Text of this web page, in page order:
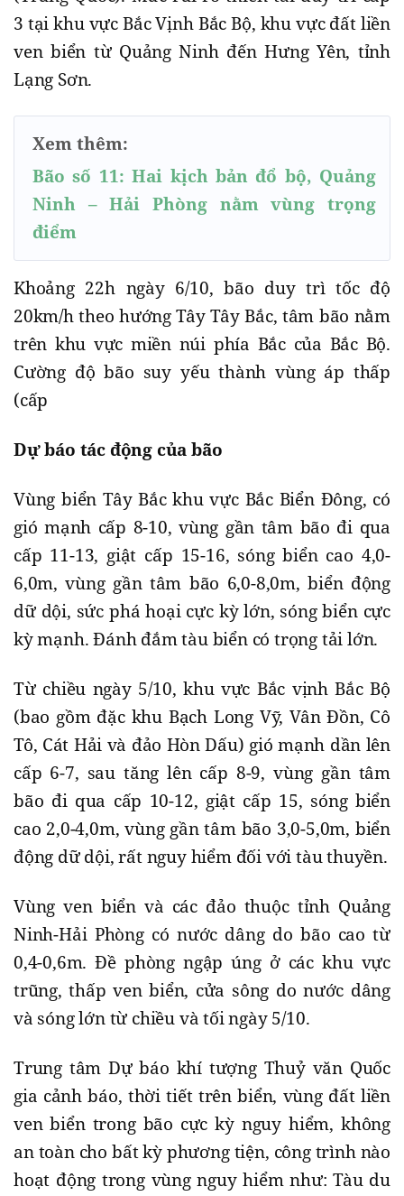
3 tại khu vực Bắc Vịnh Bắc Bộ, khu vực đất liền
ven biển từ Quảng Ninh đến Hưng Yên, tỉnh
Lạng Sơn.
Xem thêm:
Bão số 11: Hai kịch bản đổ bộ, Quảng
Ninh – Hải Phòng nằm vùng trọng
điểm
Khoảng 22h ngày 6/10, bão duy trì tốc độ
20km/h theo hướng Tây Tây Bắc, tâm bão nằm
trên khu vực miền núi phía Bắc của Bắc Bộ.
Cường độ bão suy yếu thành vùng áp thấp
(cấp
Dự báo tác động của bão
Vùng biển Tây Bắc khu vực Bắc Biển Đông, có
gió mạnh cấp 8-10, vùng gần tâm bão đi qua
cấp 11-13, giật cấp 15-16, sóng biển cao 4,0-
6,0m, vùng gần tâm bão 6,0-8,0m, biển động
dữ dội, sức phá hoại cực kỳ lớn, sóng biển cực
kỳ mạnh. Đánh đắm tàu biển có trọng tải lớn.
Từ chiều ngày 5/10, khu vực Bắc vịnh Bắc Bộ
(bao gồm đặc khu Bạch Long Vỹ, Vân Đồn, Cô
Tô, Cát Hải và đảo Hòn Dấu) gió mạnh dần lên
cấp 6-7, sau tăng lên cấp 8-9, vùng gần tâm
bão đi qua cấp 10-12, giật cấp 15, sóng biển
cao 2,0-4,0m, vùng gần tâm bão 3,0-5,0m, biển
động dữ dội, rất nguy hiểm đối với tàu thuyền.
Vùng ven biển và các đảo thuộc tỉnh Quảng
Ninh-Hải Phòng có nước dâng do bão cao từ
0,4-0,6m. Đề phòng ngập úng ở các khu vực
trũng, thấp ven biển, cửa sông do nước dâng
và sóng lớn từ chiều và tối ngày 5/10.
Trung tâm Dự báo khí tượng Thuỷ văn Quốc
gia cảnh báo, thời tiết trên biển, vùng đất liền
ven biển trong bão cực kỳ nguy hiểm, không
an toàn cho bất kỳ phương tiện, công trình nào
hoạt động trong vùng nguy hiểm như: Tàu du